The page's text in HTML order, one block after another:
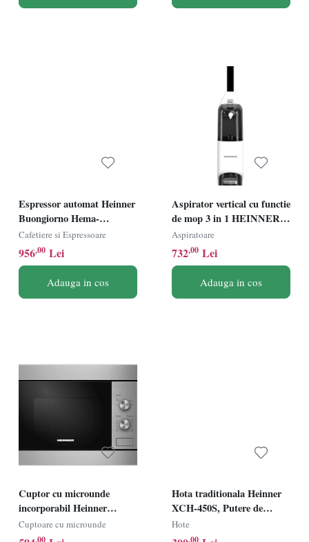
Espressor automat Heinner
Buongiorno Hema-
D20DBK, 1350W, 20bar,
capacitate rezervor apa
1.5L, Negru
Cafetiere si Espressoare
956,00 Lei
Adauga in cos
Aspirator vertical cu functie
de mop 3 in 1 HEINNER
ONE4FLOOR HSVC-
M18WH3IN1, Putere
180W, 2 viteze, Autonomie
35min, 2 recipiente apa
(curata/colectare), Alb
Aspiratoare
732,00 Lei
Adauga in cos
Cuptor cu microunde
incorporabil Heinner
HMW-MDBI20MIX,
Putere 800W, Capacitate
Cuptoare cu microunde
Hota traditionala Heinner
XCH-450S, Putere de
absorbtie 323 mc/h, 2
motoare, Latime 60cm,
Hote